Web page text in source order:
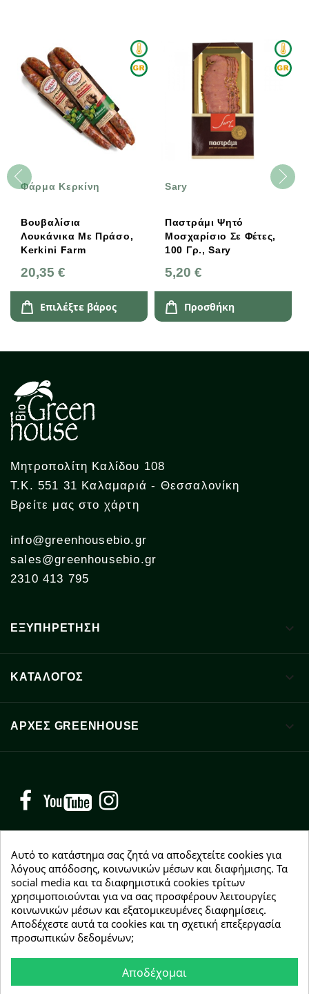
Φάρμα Κερκίνη
Βουβαλίσια
Λουκάνικα Με Πράσο,
Kerkini Farm
20,35 €
Επιλέξτε βάρος
Sary
Παστράμι Ψητό
Μοσχαρίσιο Σε Φέτες,
100 Γρ., Sary
5,20 €
Προσθήκη
Μητροπολίτη Καλίδου 108
Τ.Κ. 551 31 Καλαμαριά - Θεσσαλονίκη
Βρείτε μας στο χάρτη
info@greenhousebio.gr
sales@greenhousebio.gr
2310 413 795
ΕΞΥΠΗΡΕΤΗΣΗ 
ΚΑΤΑΛΟΓΟΣ 
ΑΡΧΈΣ GREENHOUSE 
Facebook YouTube
NEWSLETTER
Εγγραφείτε δωρεάν και θα είστε οι πρώτοι που θα
λάβετε τα νέα μας γύρω από προσφορές, εκπτώσεις
και νέα προϊόντα.
Συμφωνώ με τουςόρους χρήσης
Αυτό το κατάστημα σας ζητά να αποδεχτείτε cookies για
λόγους απόδοσης, κοινωνικών μέσων και διαφήμισης. Τα
social media και τα διαφημιστικά cookies τρίτων
χρησιμοποιούνται για να σας προσφέρουν λειτουργίες
κοινωνικών μέσων και εξατομικευμένες διαφημίσεις.
Αποδέχεστε αυτά τα cookies και τη σχετική επεξεργασία
προσωπικών δεδομένων;
Αποδέχομαι